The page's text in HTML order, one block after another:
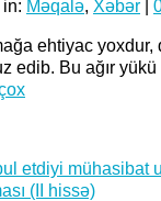
Məqalə, Xəbər
ehtiyac yoxdur,
edib. Bu ağır
etdiyi mühasibat
(II hissə)